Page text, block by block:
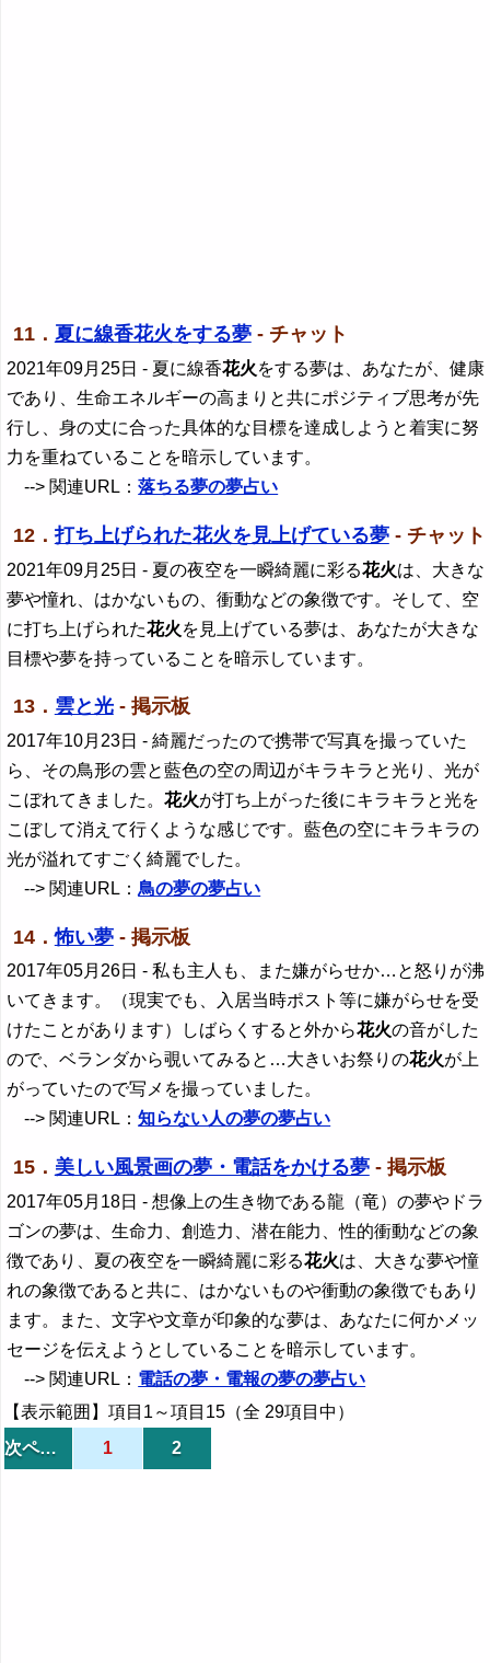
11． 夏に線香花火をする夢- チャット
2021年09月25日 - 夏に線香花火をする夢は、あなたが、健康
であり、生命エネルギーの高まりと共にポジティブ思考が先
行し、身の丈に合った具体的な目標を達成しようと着実に努
力を重ねていることを暗示しています。
--> 関連URL：落ちる夢の夢占い
12．打ち上げられた花火を見上げている夢- チャット
2021年09月25日 - 夏の夜空を一瞬綺麗に彩る花火は、大きな
夢や憧れ、はかないもの、衝動などの象徴です。そして、空
に打ち上げられた花火を見上げている夢は、あなたが大きな
目標や夢を持っていることを暗示しています。
13． 雲と光- 掲示板
2017年10月23日 - 綺麗だったので携帯で写真を撮っていた
ら、その鳥形の雲と藍色の空の周辺がキラキラと光り、光が
こぼれてきました。花火が打ち上がった後にキラキラと光を
こぼして消えて行くような感じです。藍色の空にキラキラの
光が溢れてすごく綺麗でした。
--> 関連URL：鳥の夢の夢占い
14．怖い夢- 掲示板
2017年05月26日 - 私も主人も、また嫌がらせか…と怒りが沸
いてきます。（現実でも、入居当時ポスト等に嫌がらせを受
けたことがあります）しばらくすると外から花火の音がした
ので、ベランダから覗いてみると…大きいお祭りの花火が上
がっていたので写メを撮っていました。
--> 関連URL：知らない人の夢の夢占い
15． 美しい風景画の夢・電話をかける夢- 掲示板
2017年05月18日 - 想像上の生き物である龍（竜）の夢やドラ
ゴンの夢は、生命力、創造力、潜在能力、性的衝動などの象
徴であり、夏の夜空を一瞬綺麗に彩る花火は、大きな夢や憧
れの象徴であると共に、はかないものや衝動の象徴でもあり
ます。また、文字や文章が印象的な夢は、あなたに何かメッ
セージを伝えようとしていることを暗示しています。
--> 関連URL： 電話の夢・電報の夢の夢占い
【表示範囲】項目1～項目15（全 29項目中）
次ページ
1 2